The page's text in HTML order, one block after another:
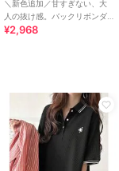
ブランド
ショップ
カラー
サイズ
＼新色追加／甘すぎない、大
人の抜け感。バックリボンダ
ブルストラッププリーツキャ
¥2,968